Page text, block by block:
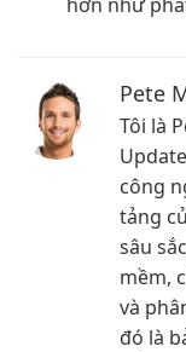
Pete
Tôi là
công
tảng
sâu
mềm,
và
đó là